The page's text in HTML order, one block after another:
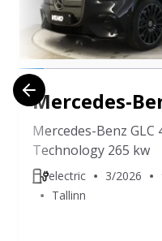
Mercedes-
Mercedes-Benz GLC
Technology 265 kw
electric 3/2026
Tallinn